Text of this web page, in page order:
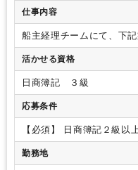
仕事内容
船主経理チームにて、下
次決算伝票起票・資料作
連RP作成
活かせる資格
日商簿記 ３級
応募条件
【必須】 日商簿記２級以
補助経験、SAP利用経験
勤務地